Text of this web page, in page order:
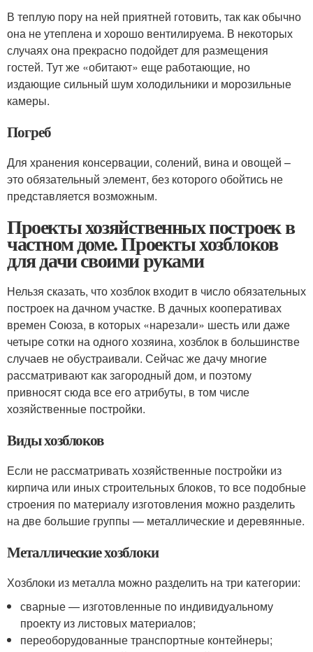
В теплую пору на ней приятней готовить, так как обычно
она не утеплена и хорошо вентилируема. В некоторых
случаях она прекрасно подойдет для размещения
гостей. Тут же «обитают» еще работающие, но
издающие сильный шум холодильники и морозильные
камеры.
Погреб
Для хранения консервации, солений, вина и овощей –
это обязательный элемент, без которого обойтись не
представляется возможным.
Проекты хозяйственных построек в
частном доме. Проекты хозблоков
для дачи своими руками
Нельзя сказать, что хозблок входит в число обязательных
построек на дачном участке. В дачных кооперативах
времен Союза, в которых «нарезали» шесть или даже
четыре сотки на одного хозяина, хозблок в большинстве
случаев не обустраивали. Сейчас же дачу многие
рассматривают как загородный дом, и поэтому
привносят сюда все его атрибуты, в том числе
хозяйственные постройки.
Виды хозблоков
Если не рассматривать хозяйственные постройки из
кирпича или иных строительных блоков, то все подобные
строения по материалу изготовления можно разделить
на две большие группы — металлические и деревянные.
Металлические хозблоки
Хозблоки из металла можно разделить на три категории:
сварные — изготовленные по индивидуальному
проекту из листовых материалов;
переоборудованные транспортные контейнеры;